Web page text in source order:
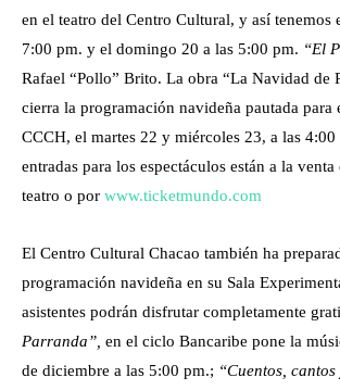
en el teatro del Centro Cultural, y así tenemos
7:00 pm. y el domingo 20 a las 5:00 pm. “El
Rafael “Pollo” Brito. La obra “La Navidad de
cierra la programación navideña pautada para
CCCH, el martes 22 y miércoles 23, a las 4:00
entradas para los espectáculos están a la
teatro o por www.ticketmundo.com
El Centro Cultural Chacao también ha
programación navideña en su Sala
asistentes podrán disfrutar completamente
Parranda”, en el ciclo Bancaribe pone la
de diciembre a las 5:00 pm.; “Cuentos,